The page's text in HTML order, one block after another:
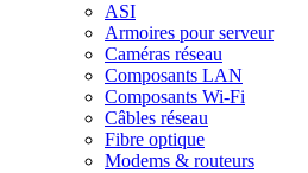
ASI
Armoires pour serveur
Caméras réseau
Composants LAN
Composants Wi-Fi
Câbles réseau
Fibre optique
Modems & routeurs